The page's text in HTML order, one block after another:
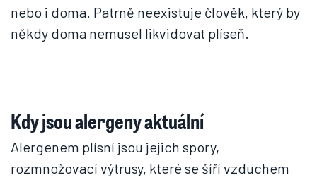
nebo i doma. Patrně neexistuje člověk, který by
někdy doma nemusel likvidovat plíseň.
Kdy jsou alergeny aktuální
Alergenem plísní jsou jejich spory,
rozmnožovací výtrusy, které se šíří vzduchem